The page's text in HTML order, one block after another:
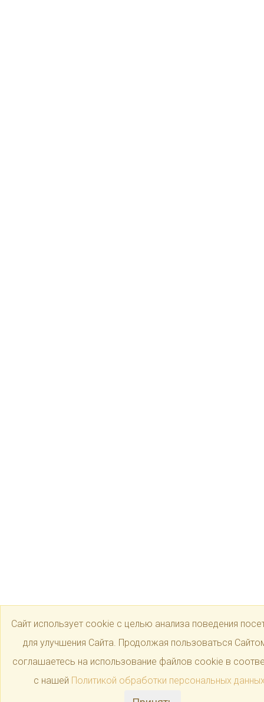
Сайт использует cookie с целью анализа поведения
для улучшения Сайта. Продолжая пользоваться
соглашаетесь на использование файлов cookie в
с нашей Политикой обработки персональных